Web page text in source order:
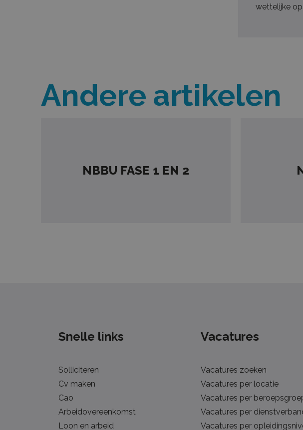
wettelijke
Andere artikelen
NBBU FASE 1 EN 2
Snelle links
Solliciteren
Cv maken
Cao
Arbeidovereenkomst
Loon en arbeid
Vacatures
Vacatures zoeken
Vacatures per locatie
Vacatures per
Vacatures per
Vacatures per